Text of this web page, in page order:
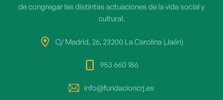
de congregar las distintas actuaciones de la vida social y
cultural.
C/ Madrid, 26, 23200 La Carolina (Jaén)
953 660 186
info@fundacioncrj.es